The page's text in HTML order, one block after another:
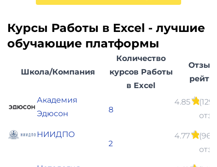
Курсы Работы в Excel - лучшие
обучающие платформы
Школа/Компания
Количество
курсов Работы
в Excel
Академия
Эдюсон
8
4.85
(129
НИИДПО
2
4.77
(96